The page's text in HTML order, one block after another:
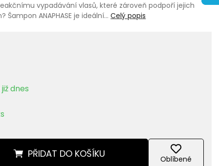
vypadávání vlasů, které zároveň podpoří jejich
Šampon ANAPHASE je ideální…Celý popis
dnes
PŘIDAT DO KOŠÍKU Oblíbené